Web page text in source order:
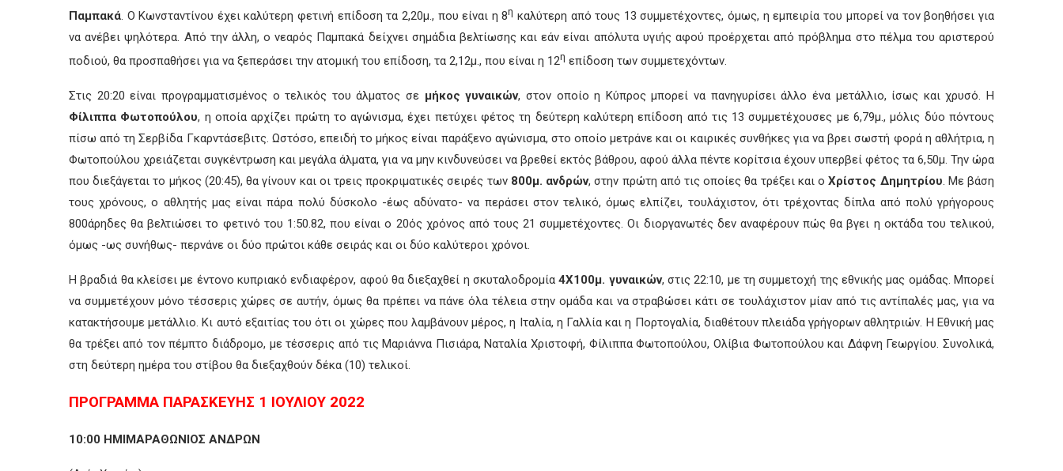
Παμπακά. Ο Κωνσταντίνου έχει καλύτερη φετινή επίδοση τα 2,20μ., που είναι η 8η καλύτερη από τους 13 συμμετέχοντες, όμως, η εμπειρία του μπορεί να τον βοηθήσει για
να ανέβει ψηλότερα. Από την άλλη, ο νεαρός Παμπακά δείχνει σημάδια βελτίωσης και εάν είναι απόλυτα υγιής αφού προέρχεται από πρόβλημα στο πέλμα του αριστερού
ποδιού, θα προσπαθήσει για να ξεπεράσει την ατομική του επίδοση, τα 2,12μ., που είναι η 12η επίδοση των συμμετεχόντων.
Στις 20:20 είναι προγραμματισμένος ο τελικός του άλματος σε μήκος γυναικών, στον οποίο η Κύπρος μπορεί να πανηγυρίσει άλλο ένα μετάλλιο, ίσως και χρυσό. Η
Φίλιππα Φωτοπούλου, η οποία αρχίζει πρώτη το αγώνισμα, έχει πετύχει φέτος τη δεύτερη καλύτερη επίδοση από τις 13 συμμετέχουσες με 6,79μ., μόλις δύο πόντους
πίσω από τη Σερβίδα Γκαρντάσεβιτς. Ωστόσο, επειδή το μήκος είναι παράξενο αγώνισμα, στο οποίο μετράνε και οι καιρικές συνθήκες για να βρει σωστή φορά η αθλήτρια, η
Φωτοπούλου χρειάζεται συγκέντρωση και μεγάλα άλματα, για να μην κινδυνεύσει να βρεθεί εκτός βάθρου, αφού άλλα πέντε κορίτσια έχουν υπερβεί φέτος τα 6,50μ. Την ώρα
που διεξάγεται το μήκος (20:45), θα γίνουν και οι τρεις προκριματικές σειρές των 800μ. ανδρών, στην πρώτη από τις οποίες θα τρέξει και οΧρίστος Δημητρίου. Με βάση
τους χρόνους, ο αθλητής μας είναι πάρα πολύ δύσκολο -έως αδύνατο- να περάσει στον τελικό, όμως ελπίζει, τουλάχιστον, ότι τρέχοντας δίπλα από πολύ γρήγορους
800άρηδες θα βελτιώσει το φετινό του 1:50.82, που είναι ο 20ός χρόνος από τους 21 συμμετέχοντες. Οι διοργανωτές δεν αναφέρουν πώς θα βγει η οκτάδα του τελικού,
όμως -ως συνήθως- περνάνε οι δύο πρώτοι κάθε σειράς και οι δύο καλύτεροι χρόνοι.
Η βραδιά θα κλείσει με έντονο κυπριακό ενδιαφέρον, αφού θα διεξαχθεί η σκυταλοδρομία4Χ100μ. γυναικών, στις 22:10, με τη συμμετοχή της εθνικής μας ομάδας. Μπορεί
να συμμετέχουν μόνο τέσσερις χώρες σε αυτήν, όμως θα πρέπει να πάνε όλα τέλεια στην ομάδα και να στραβώσει κάτι σε τουλάχιστον μίαν από τις αντίπαλές μας, για να
κατακτήσουμε μετάλλιο. Κι αυτό εξαιτίας του ότι οι χώρες που λαμβάνουν μέρος, η Ιταλία, η Γαλλία και η Πορτογαλία, διαθέτουν πλειάδα γρήγορων αθλητριών. Η Εθνική μας
θα τρέξει από τον πέμπτο διάδρομο, με τέσσερις από τις Μαριάννα Πισιάρα, Ναταλία Χριστοφή, Φίλιππα Φωτοπούλου, Ολίβια Φωτοπούλου και Δάφνη Γεωργίου. Συνολικά,
στη δεύτερη ημέρα του στίβου θα διεξαχθούν δέκα (10) τελικοί.
ΠΡΟΓΡΑΜΜΑ ΠΑΡΑΣΚΕΥΗΣ 1 ΙΟΥΛΙΟΥ 2022
10:00 ΗΜΙΜΑΡΑΘΩΝΙΟΣ ΑΝΔΡΩΝ